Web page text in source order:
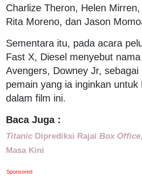
Charlize Theron, Helen
Rita Moreno, dan Jason
Sementara itu, pada acara
Fast X, Diesel menyebut
Avengers, Downey Jr, sebagai
pemain yang ia inginkan untuk
dalam film ini.
Baca Juga :
Titanic Diprediksi Rajai Box Office
Masa Kini
Sponsored